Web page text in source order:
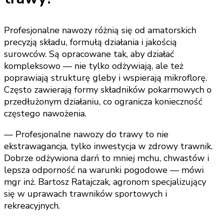
Profesjonalne nawozy różnią się od amatorskich
precyzją składu, formułą działania i jakością
surowców. Są opracowane tak, aby działać
kompleksowo — nie tylko odżywiają, ale też
poprawiają strukturę gleby i wspierają mikroflorę.
Często zawierają formy składników pokarmowych o
przedłużonym działaniu, co ogranicza konieczność
częstego nawożenia.
— Profesjonalne nawozy do trawy to nie
ekstrawagancja, tylko inwestycja w zdrowy trawnik.
Dobrze odżywiona darń to mniej mchu, chwastów i
lepsza odporność na warunki pogodowe — mówi
mgr inż. Bartosz Ratajczak, agronom specjalizujący
się w uprawach trawników sportowych i
rekreacyjnych.